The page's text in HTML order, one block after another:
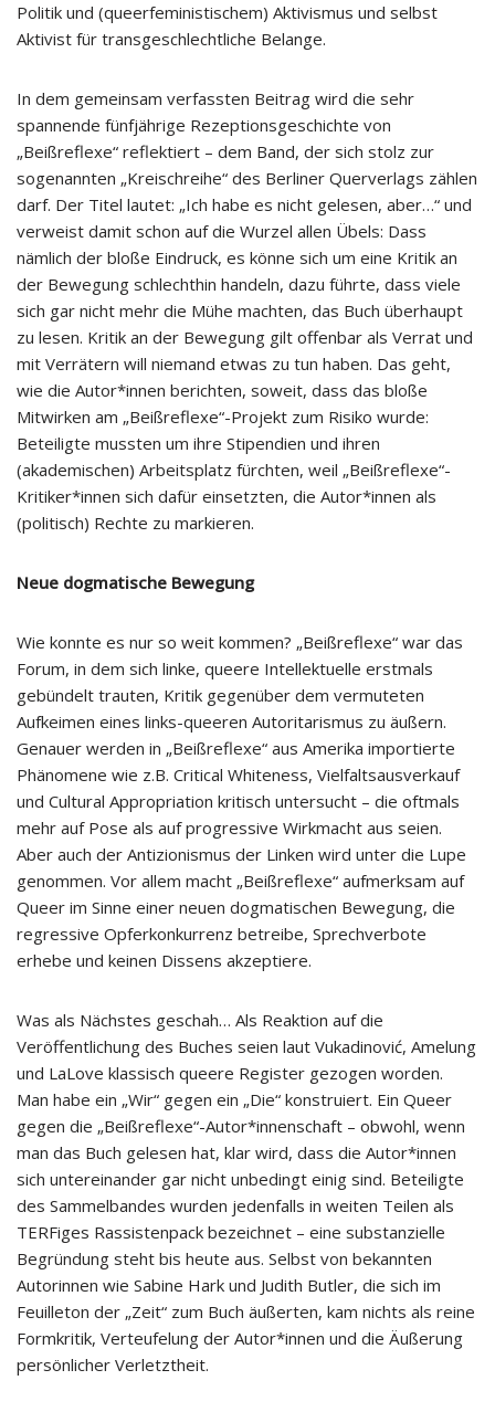
Politik und (queerfeministischem) Aktivismus und selbst
Aktivist für transgeschlechtliche Belange.
In dem gemeinsam verfassten Beitrag wird die sehr
spannende fünfjährige Rezeptionsgeschichte von
„Beißreflexe“ reflektiert – dem Band, der sich stolz zur
sogenannten „Kreischreihe“ des Berliner Querverlags zählen
darf. Der Titel lautet: „Ich habe es nicht gelesen, aber…“ und
verweist damit schon auf die Wurzel allen Übels: Dass
nämlich der bloße Eindruck, es könne sich um eine Kritik an
der Bewegung schlechthin handeln, dazu führte, dass viele
sich gar nicht mehr die Mühe machten, das Buch überhaupt
zu lesen. Kritik an der Bewegung gilt offenbar als Verrat und
mit Verrätern will niemand etwas zu tun haben. Das geht,
wie die Autor*innen berichten, soweit, dass das bloße
Mitwirken am „Beißreflexe“-Projekt zum Risiko wurde:
Beteiligte mussten um ihre Stipendien und ihren
(akademischen) Arbeitsplatz fürchten, weil „Beißreflexe“-
Kritiker*innen sich dafür einsetzten, die Autor*innen als
(politisch) Rechte zu markieren.
Neue dogmatische Bewegung
Wie konnte es nur so weit kommen? „Beißreflexe“ war das
Forum, in dem sich linke, queere Intellektuelle erstmals
gebündelt trauten, Kritik gegenüber dem vermuteten
Aufkeimen eines links-queeren Autoritarismus zu äußern.
Genauer werden in „Beißreflexe“ aus Amerika importierte
Phänomene wie z.B. Critical Whiteness, Vielfaltsausverkauf
und Cultural Appropriation kritisch untersucht – die oftmals
mehr auf Pose als auf progressive Wirkmacht aus seien.
Aber auch der Antizionismus der Linken wird unter die Lupe
genommen. Vor allem macht „Beißreflexe“ aufmerksam auf
Queer im Sinne einer neuen dogmatischen Bewegung, die
regressive Opferkonkurrenz betreibe, Sprechverbote
erhebe und keinen Dissens akzeptiere.
Was als Nächstes geschah… Als Reaktion auf die
Veröffentlichung des Buches seien laut Vukadinović, Amelung
und LaLove klassisch queere Register gezogen worden.
Man habe ein „Wir“ gegen ein „Die“ konstruiert. Ein Queer
gegen die „Beißreflexe“-Autor*innenschaft – obwohl, wenn
man das Buch gelesen hat, klar wird, dass die Autor*innen
sich untereinander gar nicht unbedingt einig sind. Beteiligte
des Sammelbandes wurden jedenfalls in weiten Teilen als
TERFiges Rassistenpack bezeichnet – eine substanzielle
Begründung steht bis heute aus. Selbst von bekannten
Autorinnen wie Sabine Hark und Judith Butler, die sich im
Feuilleton der „Zeit“ zum Buch äußerten, kam nichts als reine
Formkritik, Verteufelung der Autor*innen und die Äußerung
persönlicher Verletztheit.